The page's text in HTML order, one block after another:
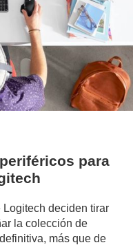
para
deciden tirar
la colección de
más que de